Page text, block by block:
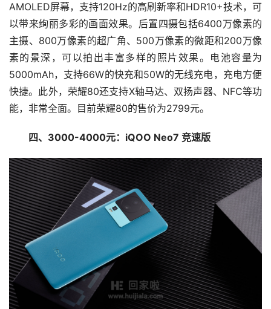
AMOLED屏幕，支持120Hz的高刷新率和HDR10+技术，可
以带来绚丽多彩的画面效果。后置四摄包括6400万像素的
主摄、800万像素的超广角、500万像素的微距和200万像
素的景深，可以拍出丰富多样的照片效果。电池容量为
5000mAh，支持66W的快充和50W的无线充电，充电方便
快捷。此外，荣耀80还支持X轴马达、双扬声器、NFC等功
能，非常全面。目前荣耀80的售价为2799元。
四、3000-4000元：iQOO Neo7 竞速版